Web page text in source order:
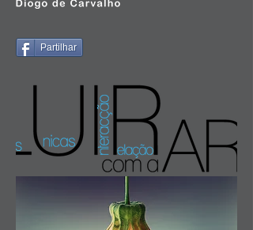
Partilhar